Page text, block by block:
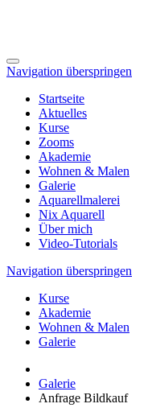
Navigation überspringen
Startseite
Aktuelles
Kurse
Zooms
Akademie
Wohnen & Malen
Galerie
Aquarellmalerei
Nix Aquarell
Über mich
Video-Tutorials
Navigation überspringen
Kurse
Akademie
Wohnen & Malen
Galerie
Galerie
Anfrage Bildkauf